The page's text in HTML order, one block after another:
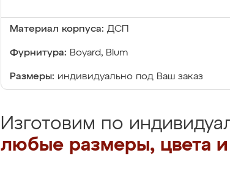
Материал корпуса: ДСП
Фурнитура: Boyard, Blum
Размеры: индивидуально под Ваш заказ
Изготовим по
любые размеры, цвета